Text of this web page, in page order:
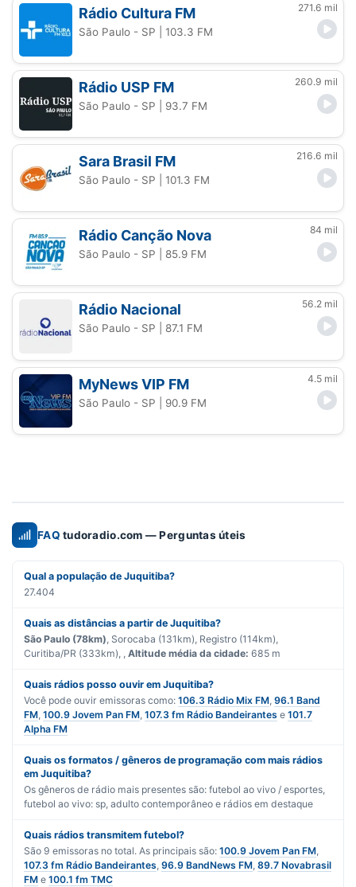
Rádio Cultura FM 271.6 mil
São Paulo - SP | 103.3 FM
Rádio USP FM 260.9 mil
São Paulo - SP | 93.7 FM
Sara Brasil FM 216.6 mil
São Paulo - SP | 101.3 FM
Rádio Canção Nova 84 mil
São Paulo - SP | 85.9 FM
Rádio Nacional 56.2 mil
São Paulo - SP | 87.1 FM
MyNews VIP FM 4.5 mil
São Paulo - SP | 90.9 FM
FAQ tudoradio.com — Perguntas úteis
Qual a população de Juquitiba?
27.404
Quais as distâncias a partir de Juquitiba?
São Paulo (78km) , Sorocaba (131km), Registro (114km),
Curitiba/PR (333km), , Altitude média da cidade: 685 m
Quais rádios posso ouvir em Juquitiba?
Você pode ouvir emissoras como: 106.3 Rádio Mix FM 96.1 Band
FM 100.9 Jovem Pan FM 107.3 fm Rádio Bandeirantes e 101.7
Alpha FM
Quais os formatos / gêneros de programação com mais rádios
em Juquitiba?
Os gêneros de rádio mais presentes são: futebol ao vivo / esportes
futebol ao vivo: sp adulto contemporâneo e rádios em destaque
Quais rádios transmitem futebol?
São 9 emissoras no total. As principais são: 100.9 Jovem Pan FM
107.3 fm Rádio Bandeirantes 96.9 BandNews FM 89.7 Novabrasil
FM e 100.1 fm TMC